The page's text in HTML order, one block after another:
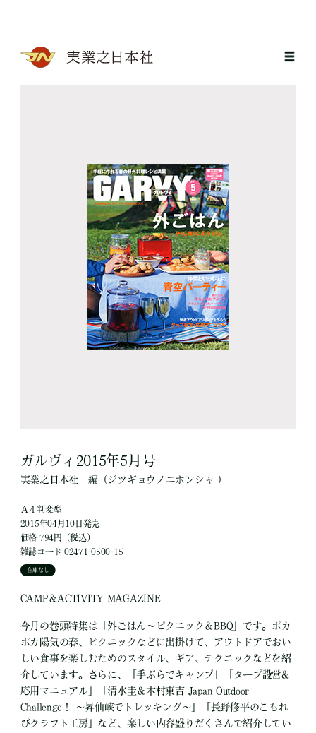
ガルヴィ2015年5月号
実業之日本社 編（ジツギョウノニホンシャ ）
Ａ４判変型
2015年04月10日発売
価格 794円（税込）
雑誌コード 02471-0500-15
在庫なし
CAMP＆ACTIVITY MAGAZINE
今月の巻頭特集は「外ごはん～ピクニック＆BBQ」です。ポカ
ポカ陽気の春、ピクニックなどに出掛けて、アウトドアでおい
しい食事を楽しむためのスタイル、ギア、テクニックなどを紹
介しています。さらに、「手ぶらでキャンプ」「タープ設営&
応用マニュアル」「清水圭＆木村東吉 Japan Outdoor
Challenge！ ～昇仙峡でトレッキング～」「長野修平のこもれ
びクラフト工房」など、楽しい内容盛りだくさんで紹介してい